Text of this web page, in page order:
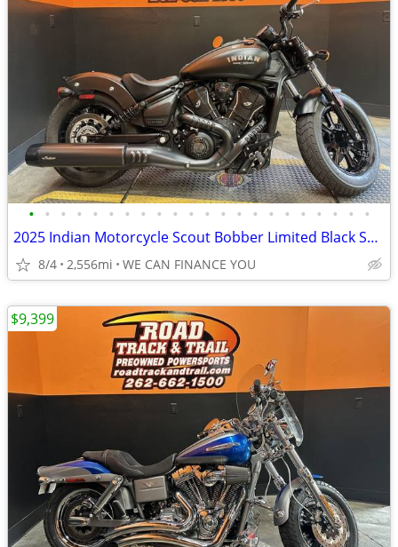
• • • • • • • • • • • • • • • • • • • • • •
2025 Indian Motorcycle Scout Bobber Limited Black Smoke
8/4 2,556mi WE CAN FINANCE YOU
$9,399